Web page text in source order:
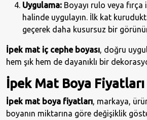
Uygulama: Boyayı rulo veya
halinde uygulayın. İlk kat
geçerek daha kusursuz bir
İpek mat iç cephe boyası, doğru
hem şık hem de dayanıklı bir
İpek Mat Boya Fiyatları
İpek mat boya fiyatları, markaya,
boyanın miktarına göre değişiklik